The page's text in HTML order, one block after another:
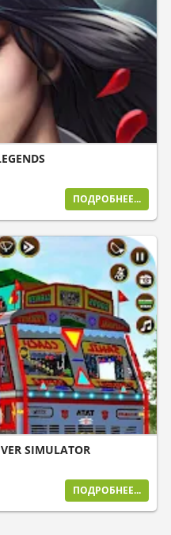
ПОДРОБНЕЕ...
SIMULATOR
ПОДРОБНЕЕ...